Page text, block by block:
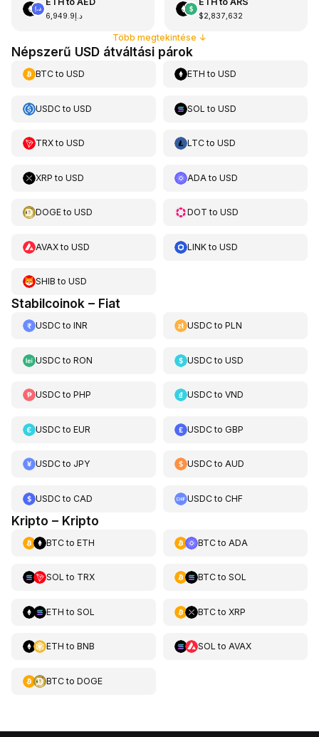
د.إ6,949.9 $2,837,632
Több megtekintése ↓
Népszerű USD átváltási párok
BTCto USD ETH toUSD
USDCto USD SOL toUSD
TRXto USD LTCtoUSD
XRP to USD ADA toUSD
DOGEto USD DOT toUSD
AVAXto USD LINKtoUSD
SHIB to USD
Stabilcoinok – Fiat
USDCto INR USDCtoPLN
USDCto RON USDCtoUSD
USDCto PHP USDCtoVND
USDCto EUR USDCtoGBP
USDCto JPY USDCtoAUD
USDCto CAD USDCtoCHF
Kripto – Kripto
BTCto ETH BTCto ADA
SOL to TRX BTCto SOL
ETH to SOL BTCto XRP
ETH to BNB SOL to AVAX
BTCto DOGE